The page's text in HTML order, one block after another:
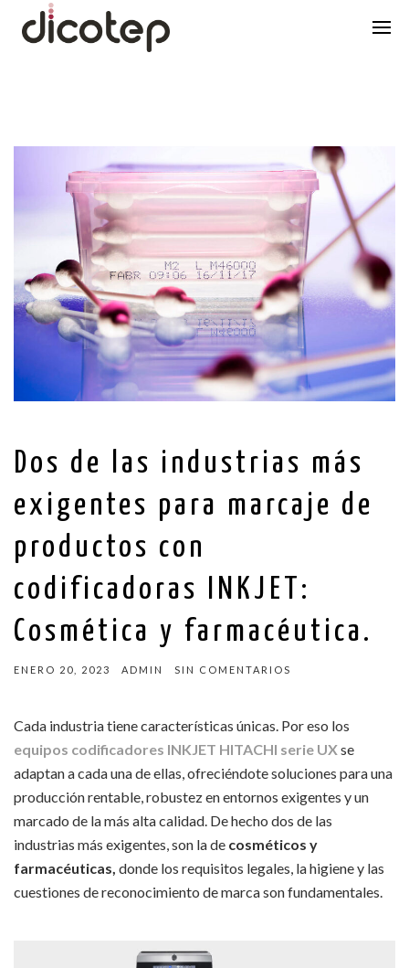
Dos de las industrias más
exigentes para marcaje de
productos con
codificadoras INKJET:
Cosmética y farmacéutica.
ENERO 20, 2023 ADMIN SIN COMENTARIOS
Cada industria tiene características únicas. Por eso los
equipos codificadores INKJET HITACHI serie UXse
adaptan a cada una de ellas, ofreciéndote soluciones para una
producción rentable, robustez en entornos exigentes y un
marcado de la más alta calidad. De hecho dos de las
industrias más exigentes, son la de cosméticos y
farmacéuticas, donde los requisitos legales, la higiene y las
cuestiones de reconocimiento de marca son fundamentales.